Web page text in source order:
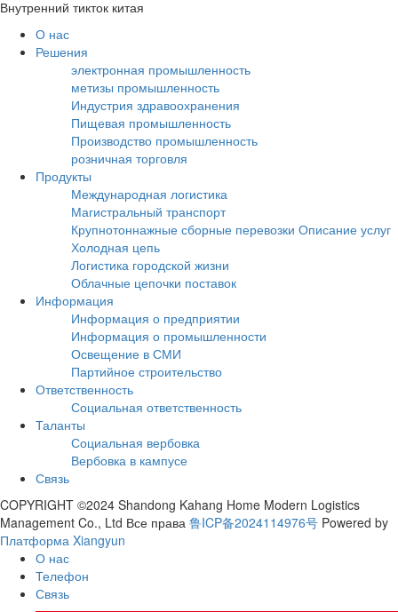
Внутренний тикток китая
О нас
Решения
электронная промышленность
метизы промышленность
Индустрия здравоохранения
Пищевая промышленность
Производство промышленность
розничная торговля
Продукты
Международная логистика
Магистральный транспорт
Крупнотоннажные сборные перевозки Описание услуг
Холодная цепь
Логистика городской жизни
Облачные цепочки поставок
Информация
Информация о предприятии
Информация о промышленности
Освещение в СМИ
Партийное строительство
Ответственность
Социальная ответственность
Таланты
Социальная вербовка
Вербовка в кампусе
Связь
COPYRIGHT ©2024 Shandong Kahang Home Modern Logistics
Management Co., Ltd Все права 鲁ICP备2024114976号 Powered by
Платформа Xiangyun
О нас
Телефон
Связь